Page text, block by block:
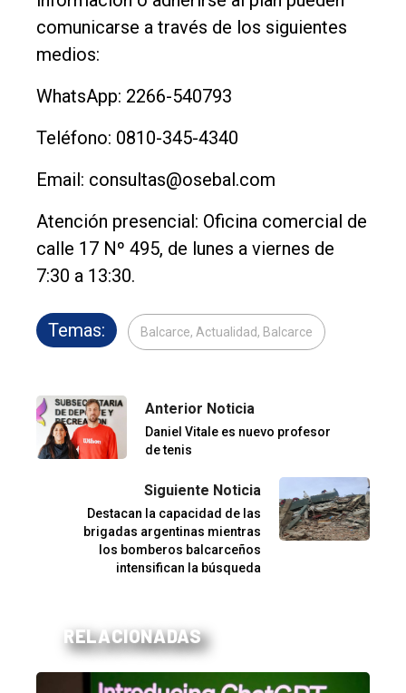
comunicarse a través de los siguientes
medios:
WhatsApp: 2266-540793
Teléfono: 0810-345-4340
Email: consultas@osebal.com
Atención presencial: Oficina comercial de
calle 17 Nº 495, de lunes a viernes de
7:30 a 13:30.
Temas: Balcarce, Actualidad, Balcarce
Anterior Noticia
Daniel Vitale es nuevo profesor
de tenis
Siguiente Noticia
Destacan la capacidad de las
brigadas argentinas mientras
los bomberos balcarceños
intensifican la búsqueda
RELACIONADAS